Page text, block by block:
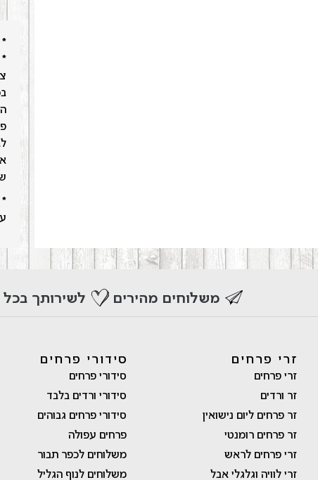
*
*
*
משלוחים מהירים לשירותך
זרי פרחים
זרי פרחים
זר ורדים
זר פרחים ליום נישואין
זר פרחים רומנטי
זרי פרחים לראש
זרי לוויה וגלגלי אבל
סידורי פרחים
סידורי פרחים
סידורי ורדים בלבד
סידורי פרחים גבוהים
פרחים עפולה
משלוחים לכפר תבור
משלוחים לנוף הגליל